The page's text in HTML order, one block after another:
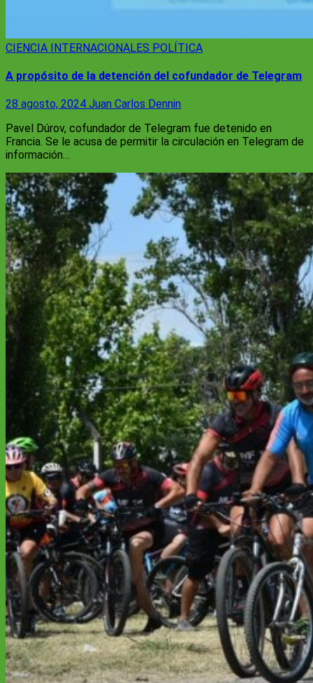
CIENCIA INTERNACIONALES POLÍTICA
A propósito de la detención del cofundador de Telegram
28 agosto, 2024 Juan Carlos Dennin
Pavel Dúrov, cofundador de Telegram fue detenido en
Francia. Se le acusa de permitir la circulación en Telegram de
información…